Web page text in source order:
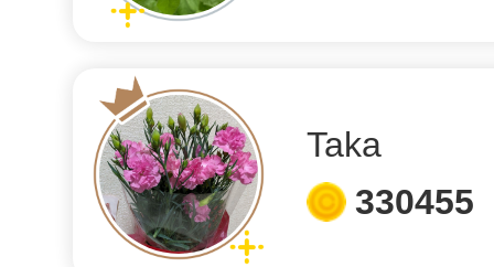
作さん
クイズ「とようらクイズ★ よ
いえば丸くて大きな形のもの
Taka
330455